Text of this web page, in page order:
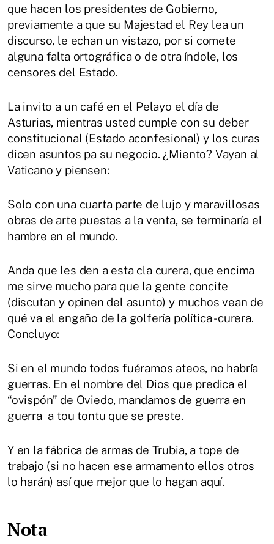
que hacen los presidentes de Gobierno,
previamente a que su Majestad el Rey lea un
discurso, le echan un vistazo, por si comete
alguna falta ortográfica o de otra índole, los
censores del Estado.
La invito a un café en el Pelayo el día de
Asturias, mientras usted cumple con su deber
constitucional (Estado aconfesional) y los curas
dicen asuntos pa su negocio. ¿Miento? Vayan al
Vaticano y piensen:
Solo con una cuarta parte de lujo y maravillosas
obras de arte puestas a la venta, se terminaría el
hambre en el mundo.
Anda que les den a esta cla curera, que encima
me sirve mucho para que la gente concite
(discutan y opinen del asunto) y muchos vean de
qué va el engaño de la golfería política -curera.
Concluyo:
Si en el mundo todos fuéramos ateos, no habría
guerras. En el nombre del Dios que predica el
“ovispón” de Oviedo, mandamos de guerra en
guerra a tou tontu que se preste.
Y en la fábrica de armas de Trubia, a tope de
trabajo (si no hacen ese armamento ellos otros
lo harán) así que mejor que lo hagan aquí.
Nota